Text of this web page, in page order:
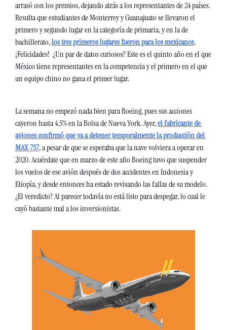
arrasó con los premios, dejando atrás a los representantes de 24 países.
Resulta que estudiantes de Monterrey y Guanajuato se llevaron el
primero y segundo lugar en la categoría de primaria, y en la de
bachillerato, los tres primeros lugares fueron para los mexicanos.
¡Felicidades!  ¿Un par de datos curiosos? Este es el quinto año en el que
México tiene representantes en la competencia y el primero en el que
un equipo chino no gana el primer lugar.
La semana no empezó nada bien para Boeing, pues sus acciones
cayeron hasta 4.5% en la Bolsa de Nueva York. Ayer, el fabricante de
aviones confirmó que va a detener temporalmente la producción del
MAX 737, a pesar de que se esperaba que la nave volviera a operar en
2020. Acuérdate que en marzo de este año Boeing tuvo que suspender
los vuelos de ese avión después de dos accidentes en Indonesia y
Etiopía, y desde entonces ha estado revisando las fallas de su modelo.
¿El veredicto? Al parecer todavía no está listo para despegar, lo cual le
cayó bastante mal a los inversionistas.